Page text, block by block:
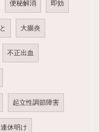
便秘解消 即効
大腸炎
不正出血
起立性調節障害
連休明け